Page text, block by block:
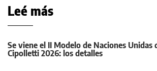
Leé más
Se viene el II Modelo de Naciones Unidas
Cipolletti 2026: los detalles